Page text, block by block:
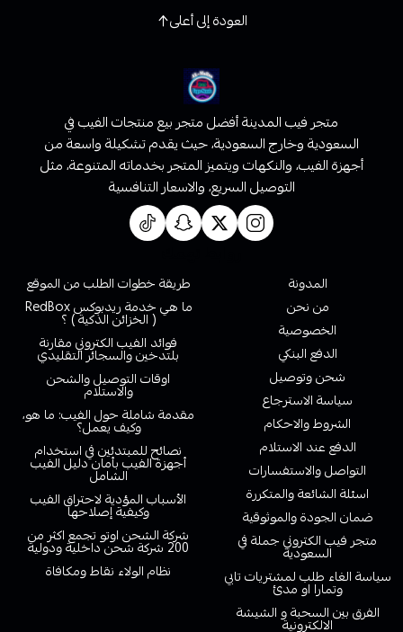
العودة إلى أعلى
متجر فيب المدينة أفضل متجر بيع منتجات الفيب في
السعودية وخارج السعودية، حيث يقدم تشكيلة واسعة من
أجهزة الفيب، والنكهات ويتميز المتجر بخدماته المتنوعة، مثل
التوصيل السريع، والاسعار التنافسية
المدونة
من نحن
الخصوصية
الدفع البنكي
شحن وتوصيل
سياسة الاسترجاع
الشروط والاحكام
الدفع عند الاستلام
التواصل والاستفسارات
اسئلة الشائعة والمتكررة
ضمان الجودة والموثوقية
متجر فيب الكتروني جملة في
السعودية
سياسة الغاء طلب لمشتريات تابي
وتمارا او مدئ
الفرق بين السحبة و الشيشة
الالكترونية
طريقة خطوات الطلب من الموقع
ما هي خدمة ريدبوكس RedBox
( الخزائن الذكية ) ؟
فوائد الفيب الكتروني مقارنة
بلتدخين والسجائر التقليدي
اوقات التوصيل والشحن
والاستلام
مقدمة شاملة حول الفيب: ما هو،
وكيف يعمل؟
نصائح للمبتدئين في استخدام
أجهزة الفيب بأمان دليل الفيب
الشامل
الأسباب المؤدية لاحتراق الفيب
وكيفية إصلاحها
شركة الشحن اوتو تجمع اكثر من
200 شركة شحن داخلية ودولية
نظام الولاء نقاط ومكافاة